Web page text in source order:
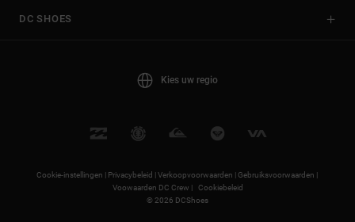
DC SHOES
Kies uw regio
Cookie-instellingen | Privacybeleid |Verkoopvoorwaarden |Gebruiksvoorwaarden |
Voowaarden DC Crew |
Cookiebeleid
© 2026 DCShoes